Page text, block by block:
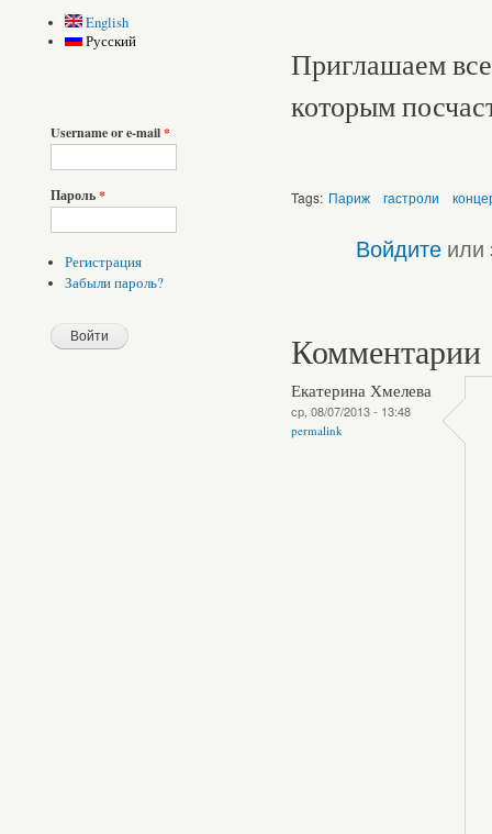
English
Русский
Username or e-mail*
Пароль*
Регистрация
Забыли пароль?
Приглашаем
которым
Tags: Париж гастроли
Войдитеили
Комментарии
Екатерина Хмелева
ср, 08/07/2013 - 13:48
permalink